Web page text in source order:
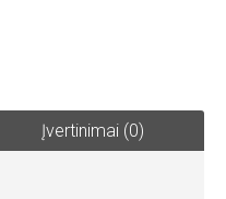
Įvertinimai (0)